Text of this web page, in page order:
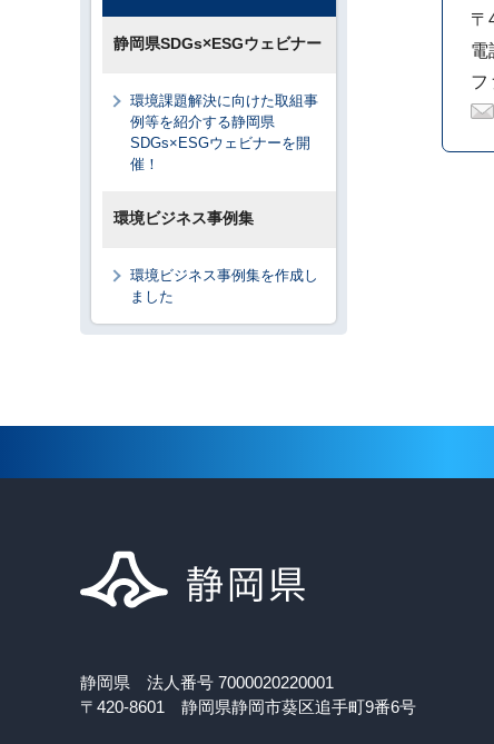
〒
電
フ
静岡県SDGs×ESGウェビナー
環境課題解決に向けた取組事
例等を紹介する静岡県
SDGs×ESGウェビナーを開
催！
環境ビジネス事例集
環境ビジネス事例集を作成し
ました
静岡県 法人番号 7000020220001
〒420-8601 静岡県静岡市葵区追手町9番6号